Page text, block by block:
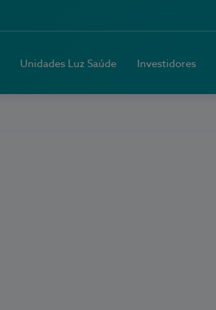
Unidades Luz Saúde Investidores